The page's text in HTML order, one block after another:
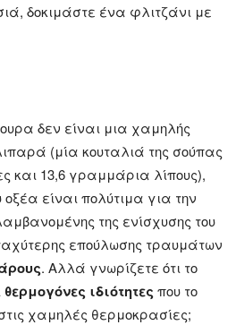
δοκιμάστε ένα φλιτζάνι με
δεν είναι μια χαμηλής
(μία κουταλιά της σούπας
και 13,6 γραμμάρια λίπους),
είναι πολύτιμα για την
της ενίσχυσης του
επούλωσης τραυμάτων
. Αλλά γνωρίζετε ότι το
θερμογόνες ιδιότητες που το
χαμηλές θερμοκρασίες;